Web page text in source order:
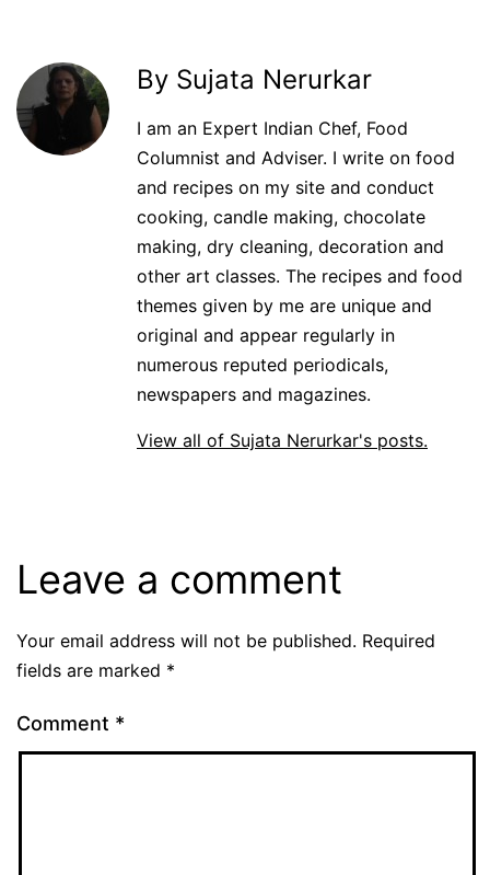
By Sujata Nerurkar
I am an Expert Indian Chef, Food
Columnist and Adviser. I write on food
and recipes on my site and conduct
cooking, candle making, chocolate
making, dry cleaning, decoration and
other art classes. The recipes and food
themes given by me are unique and
original and appear regularly in
numerous reputed periodicals,
newspapers and magazines.
View all of Sujata Nerurkar's posts.
Leave a comment
Your email address will not be published. Required
fields are marked *
Comment *